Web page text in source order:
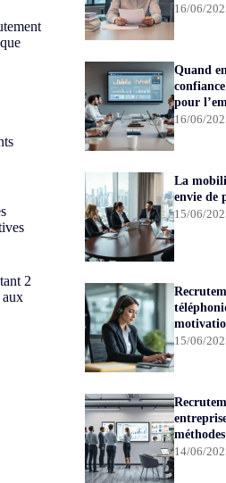
2
aux
16/06/
Quand
pour
16/06/
La
envie de
15/06/
15/06/
méthodes
14/06/